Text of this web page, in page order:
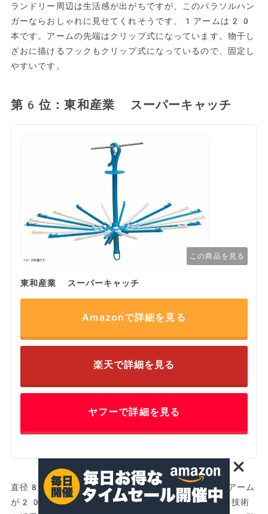
ランドリー周辺は生活感が出がちですが、このパラソルハン
ガーならおしゃれに見せてくれそうです。1アームは20
本です。アームの先端はクリップ式になっています。物干し
ざおに描けるフックもクリップ式になっているので、固定し
やすいです。
第6位：東和産業 スーパーキャッチ
この商品を見る
東和産業 スーパーキャッチ
Amazonで詳細を見る
楽天で詳細を見る
ヤフーで詳細を見る
直径84.5×高さ53㎝のパラソルハンガーです。アーム
が20本ついています。スーパーキャッチという独自技術